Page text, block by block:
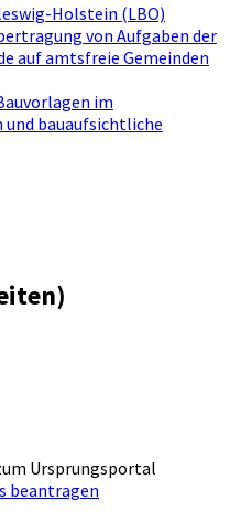
Holstein (LBO)
von Aufgaben der
auf amtsfreie Gemeinden
im
bauaufsichtliche
Ursprungsportal
beantragen